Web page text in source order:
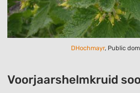
DHochmayr, Public
Voorjaarshelmkruid